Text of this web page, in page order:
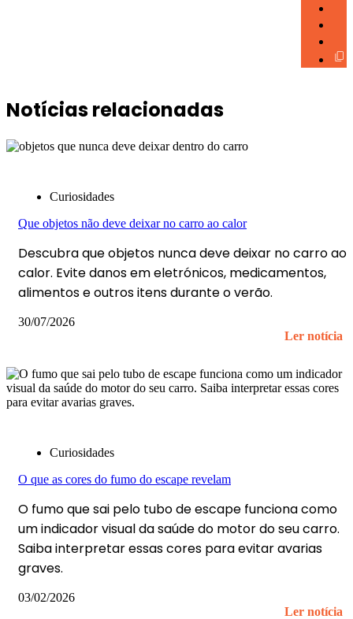
Notícias relacionadas
Curiosidades
Que objetos não deve deixar no carro ao calor
Descubra que objetos nunca deve deixar no carro ao
calor. Evite danos em eletrónicos, medicamentos,
alimentos e outros itens durante o verão.
30/07/2026
Ler notícia
Curiosidades
O que as cores do fumo do escape revelam
O fumo que sai pelo tubo de escape funciona como
um indicador visual da saúde do motor do seu carro.
Saiba interpretar essas cores para evitar avarias
graves.
03/02/2026
Ler notícia